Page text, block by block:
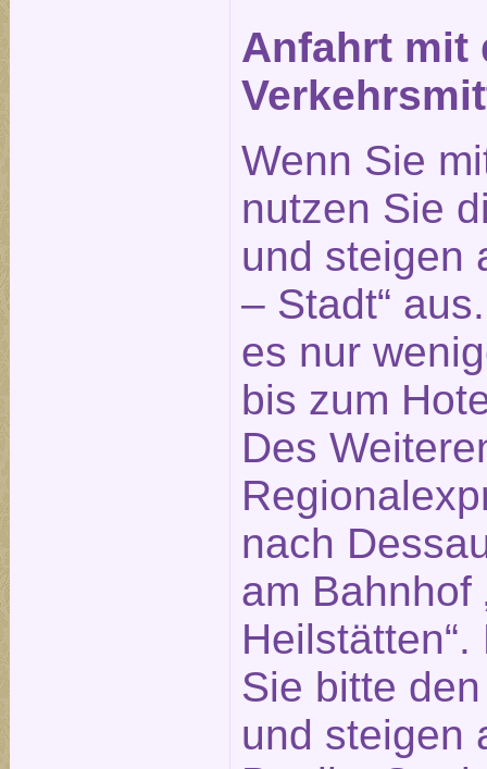
Anfahrt mit
Wenn Sie
nutzen Sie
und steigen
– Stadt“
es nur
bis zum
Des
nach
am Bahnhof
Sie bitte
und steigen